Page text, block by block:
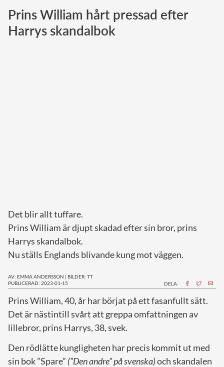
Norska kungahuset
Danska kungahuset
Prins William hårt pressad efter
Harrys skandalbok
Det blir allt tuffare.
Prins William är djupt skadad efter sin bror, prins
Harrys skandalbok.
Nu ställs Englands blivande kung mot väggen.
AV: EMMA ANDERSSON | BILDER: TT
PUBLICERAD: 2023-01-15
DELA:
Prins William, 40, år har börjat på ett fasanfullt sätt.
Det är nästintill svårt att greppa omfattningen av
lillebror, prins Harrys, 38, svek.
Den rödlätte kungligheten har precis kommit ut med
sin bok ”Spare” (”Den andre” på svenska)och skandalen